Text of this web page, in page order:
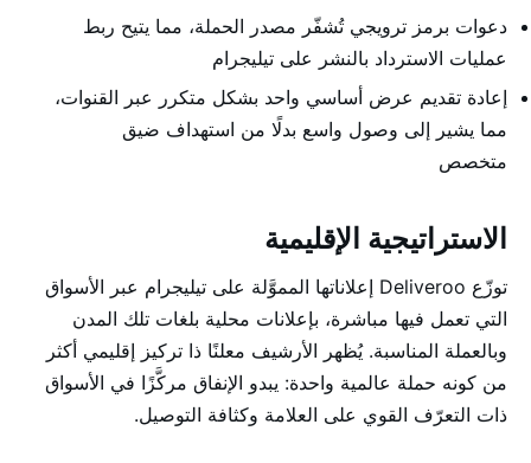
دعوات برمز ترويجي تُشفّر مصدر الحملة، مما يتيح ربط
عمليات الاسترداد بالنشر على تيليجرام
إعادة تقديم عرض أساسي واحد بشكل متكرر عبر القنوات،
مما يشير إلى وصول واسع بدلًا من استهداف ضيق
متخصص
الاستراتيجية الإقليمية
توزّع Deliveroo إعلاناتها المموَّلة على تيليجرام عبر الأسواق
التي تعمل فيها مباشرة، بإعلانات محلية بلغات تلك المدن
وبالعملة المناسبة. يُظهر الأرشيف معلنًا ذا تركيز إقليمي أكثر
من كونه حملة عالمية واحدة: يبدو الإنفاق مركَّزًا في الأسواق
ذات التعرّف القوي على العلامة وكثافة التوصيل.